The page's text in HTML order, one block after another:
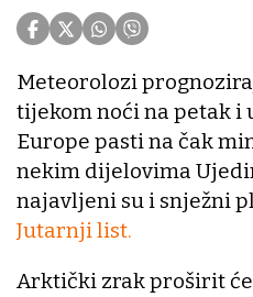
Meteorolozi
tijekom noći na petak i
Europe pasti na čak
nekim dijelovima
najavljeni su i snježni
Jutarnji list.
Arktički zrak proširit će